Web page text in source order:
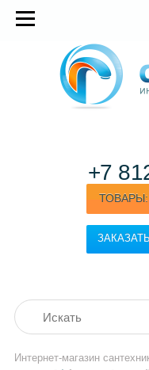
ТОВАРЫ:
+7
Интернет-магазин